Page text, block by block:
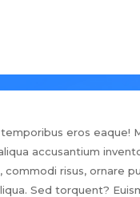
eros eaque!
accusantium
commodi risus, ornare
Sed torquent?